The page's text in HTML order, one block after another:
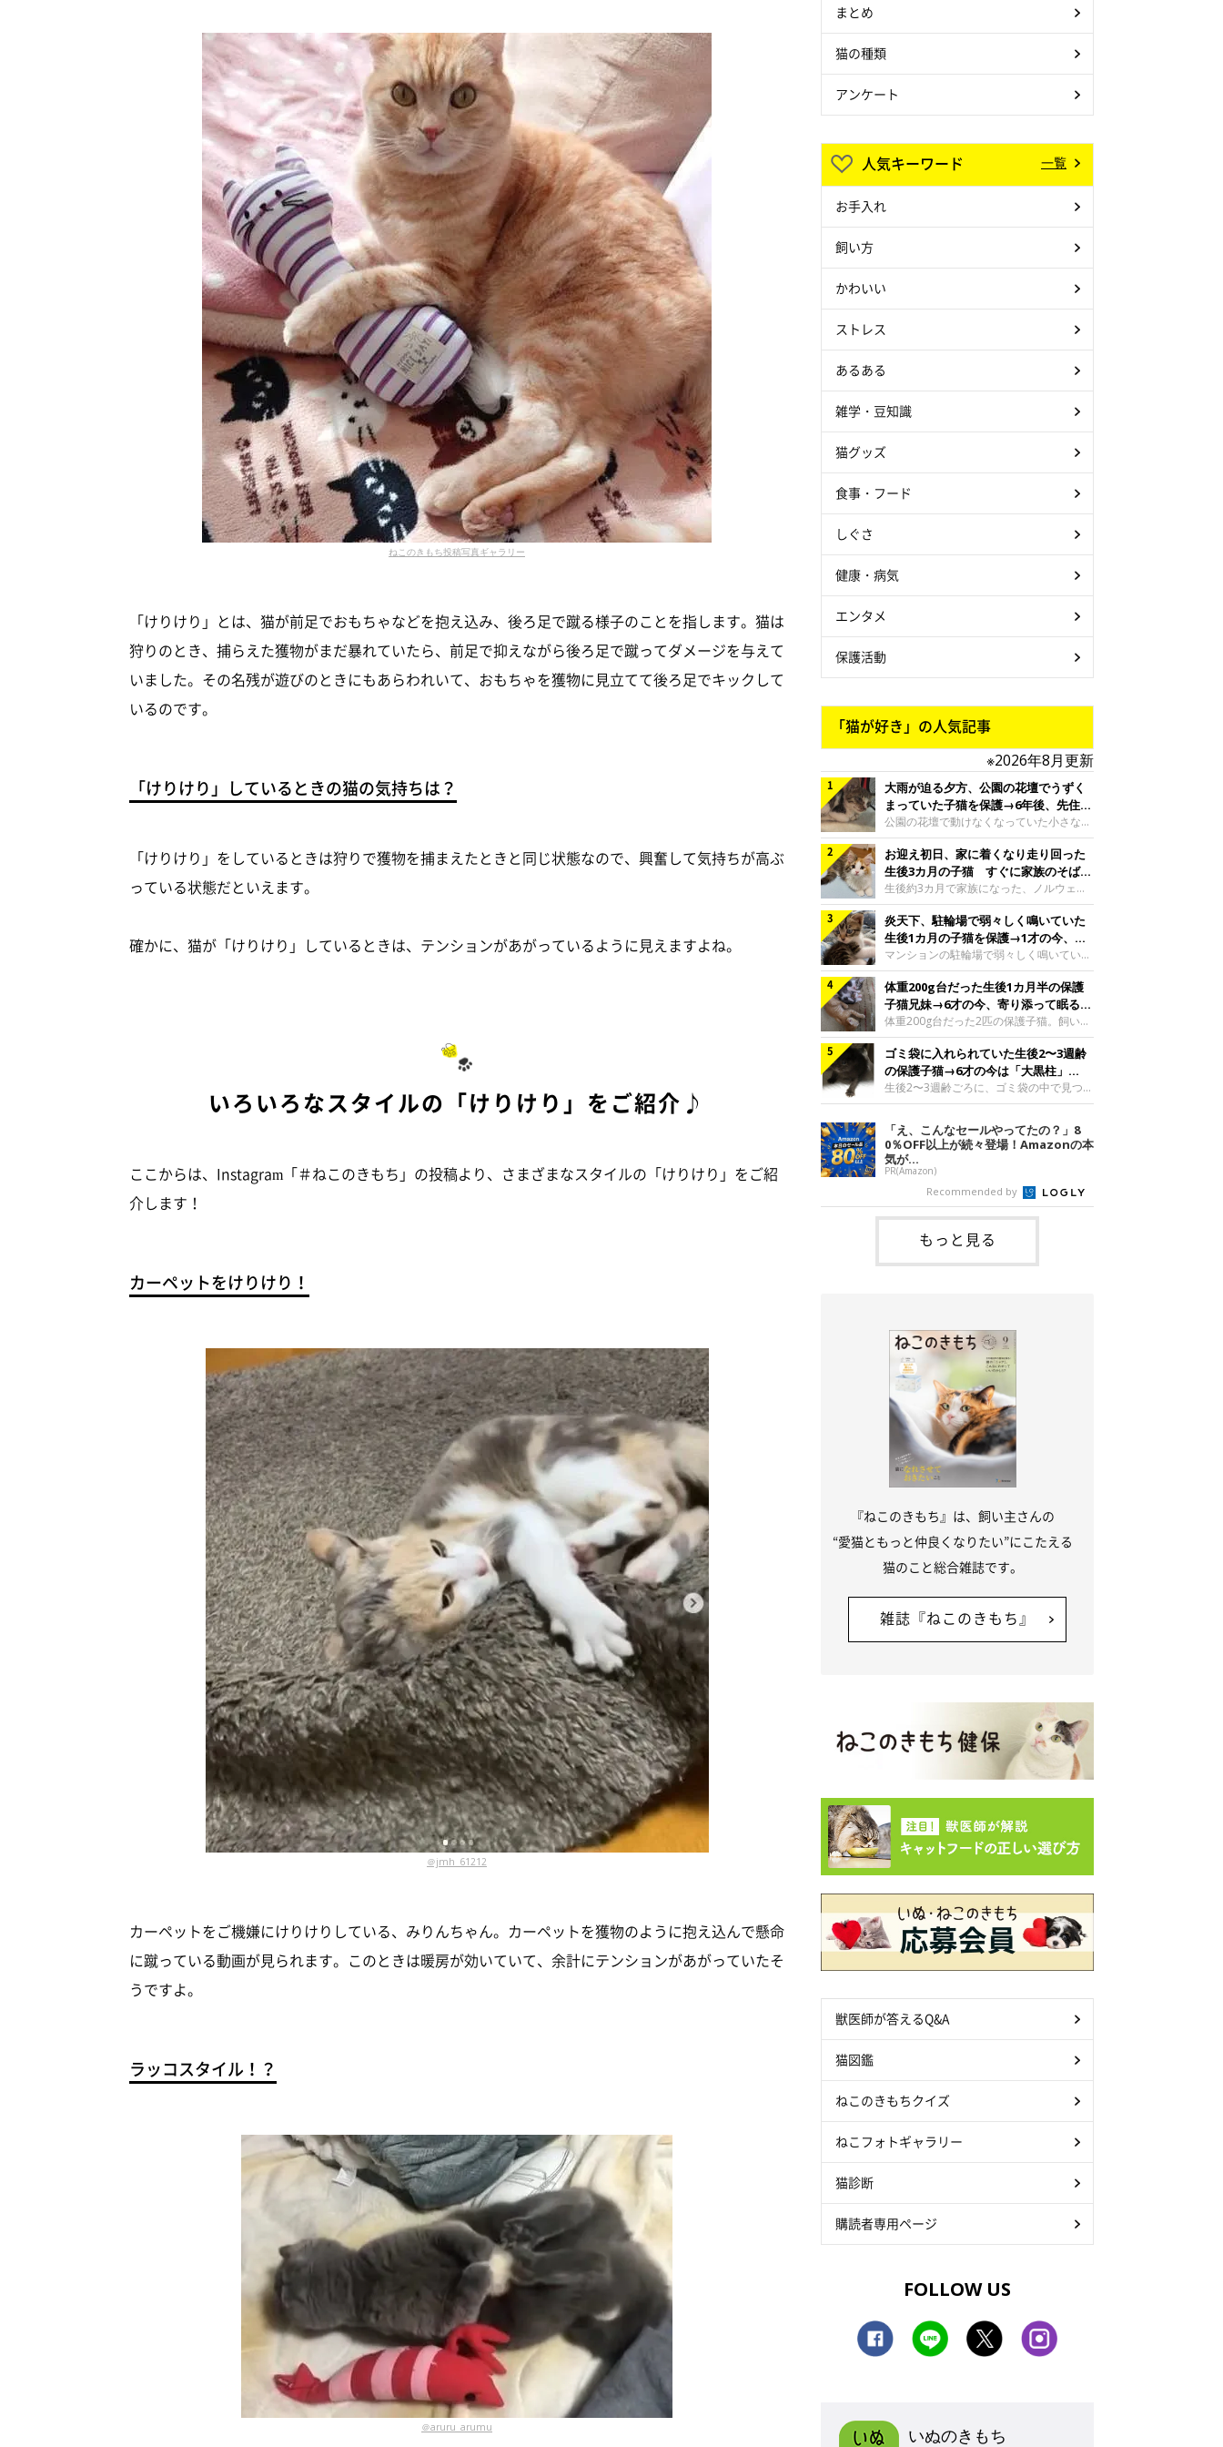
ねこのきもち投稿写真ギャラリー
「けりけり」とは、猫が前足でおもちゃなどを抱え込み、後ろ足で蹴る様子のことを指します。猫は
狩りのとき、捕らえた獲物がまだ暴れていたら、前足で抑えながら後ろ足で蹴ってダメージを与えて
いました。その名残が遊びのときにもあらわれいて、おもちゃを獲物に見立てて後ろ足でキックして
いるのです。
「けりけり」しているときの猫の気持ちは？
「けりけり」をしているときは狩りで獲物を捕まえたときと同じ状態なので、興奮して気持ちが高ぶ
っている状態だといえます。
確かに、猫が「けりけり」しているときは、テンションがあがっているように見えますよね。
いろいろなスタイルの「けりけり」をご紹介♪
ここからは、Instagram「＃ねこのきもち」の投稿より、さまざまなスタイルの「けりけり」をご紹
介します！
カーペットをけりけり！
＠jmh_61212
カーペットをご機嫌にけりけりしている、みりんちゃん。カーペットを獲物のように抱え込んで懸命
に蹴っている動画が見られます。このときは暖房が効いていて、余計にテンションがあがっていたそ
うですよ。
ラッコスタイル！？
＠aruru_arumu
まとめ
猫の種類
アンケート
人気キーワード 一覧
お手入れ
飼い方
かわいい
ストレス
あるある
雑学・豆知識
猫グッズ
食事・フード
しぐさ
健康・病気
エンタメ
保護活動
「猫が好き」の人気記事
※2026年8月更新
大雨が迫る夕方、公園の花壇でうずく
まっていた子猫を保護→6年後、先住猫
と“姉妹”のような関係に
公園の花壇で動けなくなっていた小さな子
猫。家族に迎えられてから6年、先住猫と
の間には深い絆が育まれていました。保護
当時のティダちゃん。
@muumuu62197189紹介するのは、
X（旧Twitter）ユーザー
@muumuu62197189さんの愛猫・ティダ
ちゃん（取材時6才）の成長記録です。こ
ちらは、生後3カ月ごろのティダちゃん。
飼い主さんが出会ったのは、夜から大雨に
なると予報されていた日の夕方でした。花
壇で動けずにいた子猫保護したばかりのテ
ィダちゃん。@muumuu62197189飼い主
さんは、公園の
お迎え初日、家に着くなり走り回った
生後3カ月の子猫 すぐに家族のそばで
落ち着く姿に「迎えてよかった」
生後約3カ月で家族になった、ノルウェー
ジャンフォレストキャットの子猫。お迎え
翌日には、すでに家でくつろぐ様子を見せ
ていました。お迎え翌日、ベッドでうとう
とするむうちゃんお迎え翌日のむうちゃ
ん。@umimugi0304紹介するのは、
Instagramユーザー@umimugi0304さんの
愛猫・むうちゃん（撮影時、生後約3カ月
／ノルウェージャンフォレストキャッ
ト）。こちらは、お迎え翌日に撮影された
一枚。ゴハンをお腹いっぱい食べたむうち
ゃんは眠くなり、飼い主さん夫婦のベッド
でうとうとし始めたのだとか。飼い主さ
炎天下、駐輪場で弱々しく鳴いていた
生後1カ月の子猫を保護→1才の今、筋
肉質でツンデレなコに成長
マンションの駐輪場で弱々しく鳴いてい
た、生後1カ月ほどの子猫。家族に迎えら
れてから1年、体も行動も大きく成長しま
した。炎天下の駐輪場で鳴いていた小さな
子猫保護当時のモモちゃん。@Kingponzu
紹介するのは、X（旧Twitter）ユーザー
@Kingponzuさんの愛猫・モモちゃん（取
材時1才）の成長記録です。こちらは、モ
モちゃんが生後1カ月ごろに撮影された一
枚。飼い主さんの自宅マンションの駐輪場
です。子猫時代のモモちゃん。
@Kingponzuその日は気温が35℃を
体重200g台だった生後1カ月半の保護
子猫兄妹→6才の今、寄り添って眠る姿
にほっこり！
体重200g台だった2匹の保護子猫。飼い主
さんの家族になってから6年、ともに成長
するなかで、2匹の関係にも少しずつ変化
が見られました。家族になったばかりの小
さな兄妹猫（写真上から）妹猫・てんちゃ
ん、兄猫・ラムくん。@ten_ramu紹介す
@ten_ramuさんの愛猫・ラムくんとてん
ちゃん（ともに取材時6才）の成長記録で
す。この写真は、お迎えして間もない生後
1カ月半ごろの2匹。当時、ラムくんは260
グラム、てんちゃんは209グラムと、どち
らもとても小さな体でした。2匹
ゴミ袋に入れられていた生後2〜3週齢
の保護子猫→6才の今は「大黒柱」
に！ 美しい黒猫に成長した姿にグッ
とくる
生後2〜3週齢ごろに、ゴミ袋の中で見つか
った小さな命。ミルクから育てられたその
子猫は今、家族に欠かせない存在へと成長
しました。ゴミ袋の中で見つかった、ミニ
モグラのような子猫よちよち歩きをしてい
たころの、生後2〜3週齢ごろのドンちゃ
ん。@doddou_1今回紹介するのは、
X（旧Twitter）ユーザー@doddou_1さん
の愛猫・ドンちゃん（取材時、推定6才／
本名：ドミトリー・ドンスコイ）。ドンち
ゃんは、保護猫でした。ドンちゃんが見つ
かったのは、飼い主さんの姉の勤め先の敷
「え、こんなセールやってたの？」8
0％OFF以上が続々登場！Amazonの本
気が...
PR(Amazon)
Recommended by
もっと見る
『ねこのきもち』は、飼い主さんの
“愛猫ともっと仲良くなりたい”にこたえる
猫のこと総合雑誌です。
雑誌『ねこのきもち』
獣医師が答えるQ&A
猫図鑑
ねこのきもちクイズ
ねこフォトギャラリー
猫診断
購読者専用ページ
FOLLOW US
いぬのきもち